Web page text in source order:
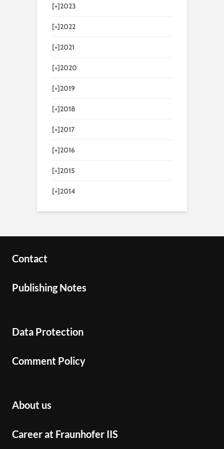
[+]2023
[+]2022
[+]2021
[+]2020
[+]2019
[+]2018
[+]2017
[+]2016
[+]2015
[+]2014
Contact
Publishing Notes
Data Protection
Comment Policy
About us
Career at Fraunhofer IIS